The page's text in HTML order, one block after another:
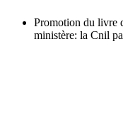
Promotion du livre
ministère: la Cnil